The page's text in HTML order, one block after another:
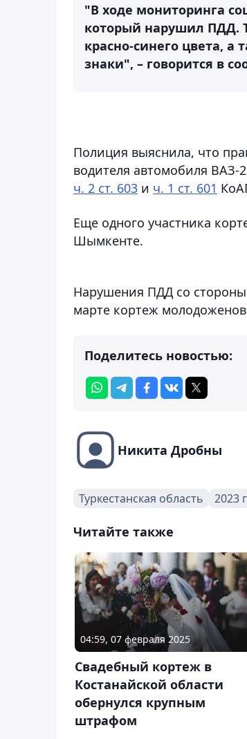
"В ходе мониторинга
который нарушил ПДД.
красно-синего цвета, а
знаки", – говорится в
Полиция выяснила, что
водителя автомобиля ВАЗ-
ч. 2 ст. 603 и ч. 1 ст. 601
Еще одного участника
Шымкенте.
Нарушения ПДД со стороны
марте кортеж молодоженов
Поделитесь новостью:
Никита Дробны
Туркестанская область 2023
Читайте также
04:59, 07 февраля 2025
Свадебный кортеж в
Костанайской области
обернулся крупным
штрафом